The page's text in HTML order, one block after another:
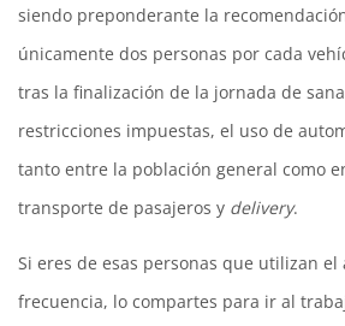
siendo preponderante la
únicamente dos personas por cada
tras la finalización de la jornada de
restricciones impuestas, el uso de
tanto entre la población general como
transporte de pasajeros y delivery.
Si eres de esas personas que utilizan el
frecuencia, lo compartes para ir al